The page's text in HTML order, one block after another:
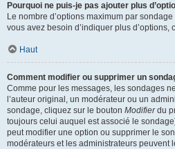
Pourquoi ne puis-je pas ajouter plus
Le nombre d’options maximum par
vous avez besoin d’indiquer plus d’options,
Haut
Comment modifier ou supprimer un
Comme pour les messages, les sondages
l’auteur original, un modérateur ou un
sondage, cliquez sur le bouton Modifierdu
toujours celui auquel est associé le
peut modifier une option ou supprimer le
modérateurs et les administrateurs peuvent